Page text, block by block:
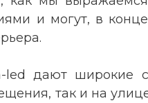
и могут, в
.
led дают широкие
так и на